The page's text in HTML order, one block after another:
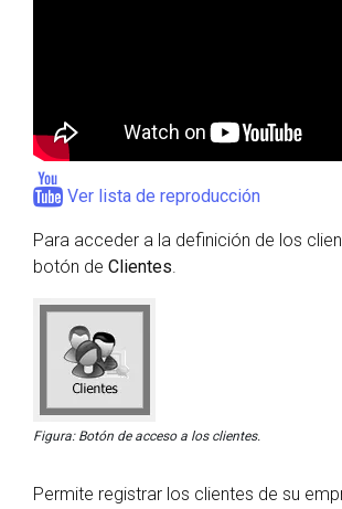
Ver lista de reproducción
Para acceder a la definición de los
botón de Clientes.
Figura: Botón de acceso a los clientes.
Permite registrar los clientes de su